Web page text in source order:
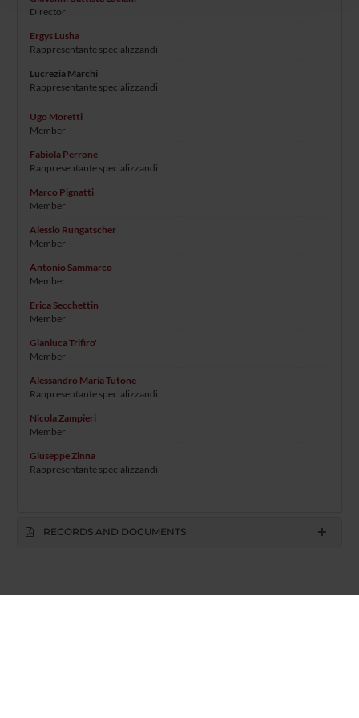
raccolto dal tuo utilizzo dei loro servizi.
Director
Ergys Lusha
Rappresentante specializzandi
Lucrezia Marchi
Rappresentante specializzandi
Ugo Moretti
Member
Fabiola Perrone
Rappresentante specializzandi
Marco Pignatti
Member
Alessio Rungatscher
Member
Antonio Sammarco
Member
Erica Secchettin
Member
Gianluca Trifiro'
Member
Alessandro Maria Tutone
Rappresentante specializzandi
Nicola Zampieri
Member
Giuseppe Zinna
Rappresentante specializzandi
RECORDS AND DOCUMENTS